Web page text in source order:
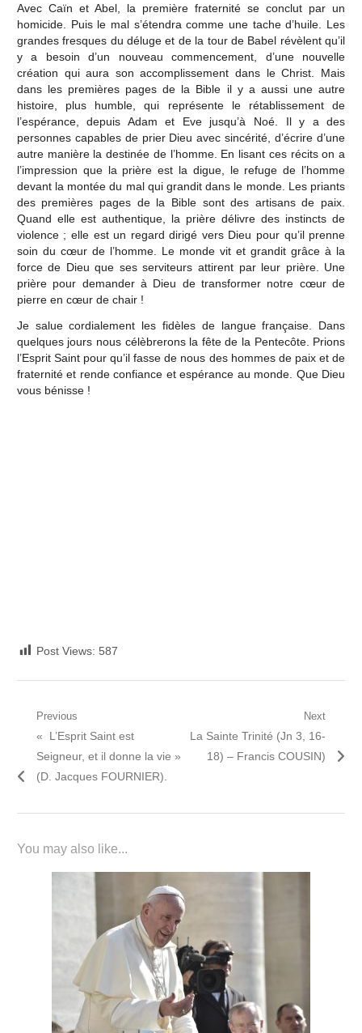
Avec Caïn et Abel, la première fraternité se conclut par un
homicide. Puis le mal s’étendra comme une tache d’huile. Les
grandes fresques du déluge et de la tour de Babel révèlent qu’il
y a besoin d’un nouveau commencement, d’une nouvelle
création qui aura son accomplissement dans le Christ. Mais
dans les premières pages de la Bible il y a aussi une autre
histoire, plus humble, qui représente le rétablissement de
l’espérance, depuis Adam et Eve jusqu’à Noé. Il y a des
personnes capables de prier Dieu avec sincérité, d’écrire d’une
autre manière la destinée de l’homme. En lisant ces récits on a
l’impression que la prière est la digue, le refuge de l’homme
devant la montée du mal qui grandit dans le monde. Les priants
des premières pages de la Bible sont des artisans de paix.
Quand elle est authentique, la prière délivre des instincts de
violence ; elle est un regard dirigé vers Dieu pour qu’il prenne
soin du cœur de l’homme. Le monde vit et grandit grâce à la
force de Dieu que ses serviteurs attirent par leur prière. Une
prière pour demander à Dieu de transformer notre cœur de
pierre en cœur de chair !
Je salue cordialement les fidèles de langue française. Dans
quelques jours nous célèbrerons la fête de la Pentecôte. Prions
l’Esprit Saint pour qu’il fasse de nous des hommes de paix et de
fraternité et rende confiance et espérance au monde. Que Dieu
vous bénisse !
Post Views: 587
Navigation
l’article
Previous
Previous
post:
« L’Esprit Saint est
Seigneur, et il donne la vie »
(D. Jacques FOURNIER).
Next
Next
post:
La Sainte Trinité (Jn 3, 16-
18) – Francis COUSIN)
You may also like...